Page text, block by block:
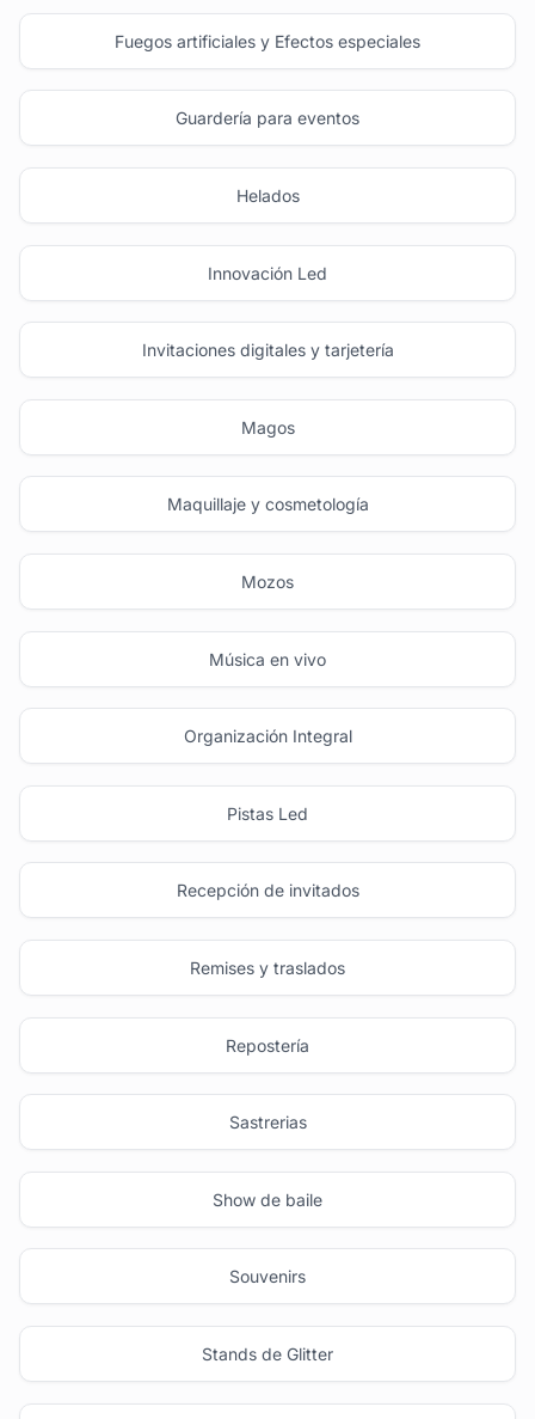
Fuegos artificiales y Efectos especiales
Guardería para eventos
Helados
Innovación Led
Invitaciones digitales y tarjetería
Magos
Maquillaje y cosmetología
Mozos
Música en vivo
Organización Integral
Pistas Led
Recepción de invitados
Remises y traslados
Repostería
Sastrerias
Show de baile
Souvenirs
Stands de Glitter